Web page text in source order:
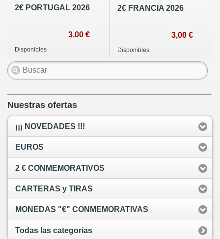
2€ PORTUGAL 2026
3,00 €
Disponibles
2€ FRANCIA 2026
3,00 €
Disponibles
Nuestras ofertas
¡¡¡ NOVEDADES !!!
EUROS
2 € CONMEMORATIVOS
CARTERAS y TIRAS
MONEDAS "€" CONMEMORATIVAS
Todas las categorías